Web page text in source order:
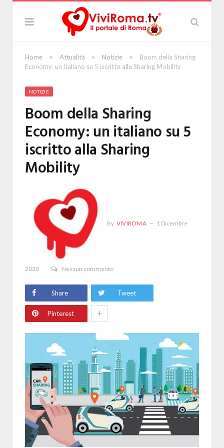
Home » Attualità » Notizie »
Boom della Sharing
Economy: un italiano su 5 iscritto alla Sharing Mobility
NOTIZIE
Boom della Sharing
Economy: un italiano su 5
iscritto alla Sharing
Mobility
By VIVIROMA 1 Dicembre
2020 Nessun commento
Share Tweet
Pinterest +